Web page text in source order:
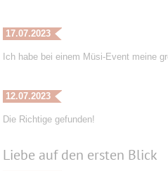
17.07.2023
Ich habe bei einem Müsi-Event meine
12.07.2023
Die Richtige gefunden!
Liebe auf den ersten Blick